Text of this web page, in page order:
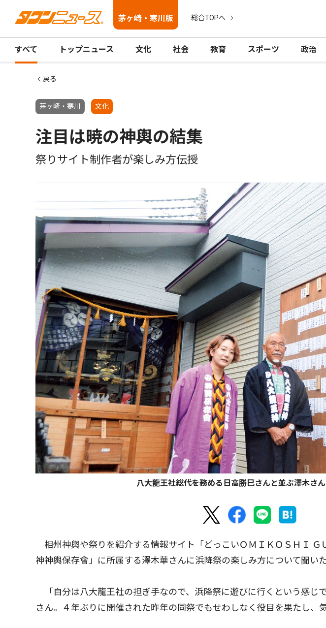
茅ヶ崎・寒川版 総合TOPへ
すべて トップニュース 文化 社会 教育 スポーツ 政治
戻る
茅ヶ崎・寒川 文化
注目は暁の神輿の結集
祭りサイト制作者が楽しみ方伝授
八大龍王社総代を務める日高勝巳さんと並ぶ澤木さ
相州神輿や祭りを紹介する情報サイト「どっこいＯＭＩＫＯＳＨＩ Ｇ
神神輿保存會」に所属する澤木華さんに浜降祭の楽しみ方について聞いた
「自分は八大龍王社の担ぎ手なので、浜降祭に遊びに行くという感じ
さん。４年ぶりに開催された昨年の同祭でもせわしなく役目を果たし、